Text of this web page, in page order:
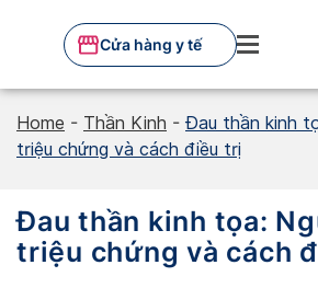
Cửa hàng y tế
Home - Thần Kinh - Đau thần kinh
triệu chứng và cách điều trị
Đau thần kinh tọa:
triệu chứng và cách